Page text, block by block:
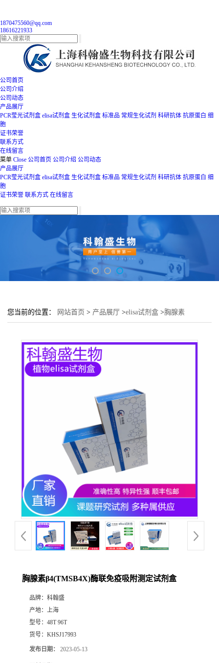
1870475560@qq.com
18616221933
公司首页
公司介绍
公司动态
产品展厅
PCR莹光试剂盒 elisa试剂盒 生化试剂盒 标准品 常规生化试剂 科研抗体 抗原蛋白 细
胞
证书荣誉
联系方式
在线留言
菜单 Close 公司首页 公司介绍 公司动态
产品展厅
PCR莹光试剂盒 elisa试剂盒 生化试剂盒 标准品 常规生化试剂 科研抗体 抗原蛋白 细
胞
证书荣誉 联系方式 在线留言
您当前的位置： 网站首页 > 产品展厅 >elisa试剂盒 >胸腺素
胸腺素β4(TMSB4X)酶联免疫吸附测定试剂盒
品牌： 科翰盛
产地： 上海
型号： 48T 96T
货号： KHSJ17993
发布日期： 2023-05-13